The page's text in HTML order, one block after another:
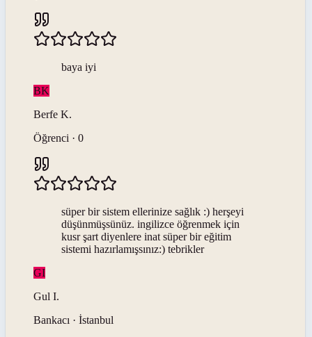
baya iyi
BK
Berfe K.
Öğrenci · 0
süper bir sistem ellerinize sağlık :) herşeyi
düşünmüşsünüz. ingilizce öğrenmek için
kusr şart diyenlere inat süper bir eğitim
sistemi hazırlamışsınız:) tebrikler
GI
Gul I.
Bankacı · İstanbul